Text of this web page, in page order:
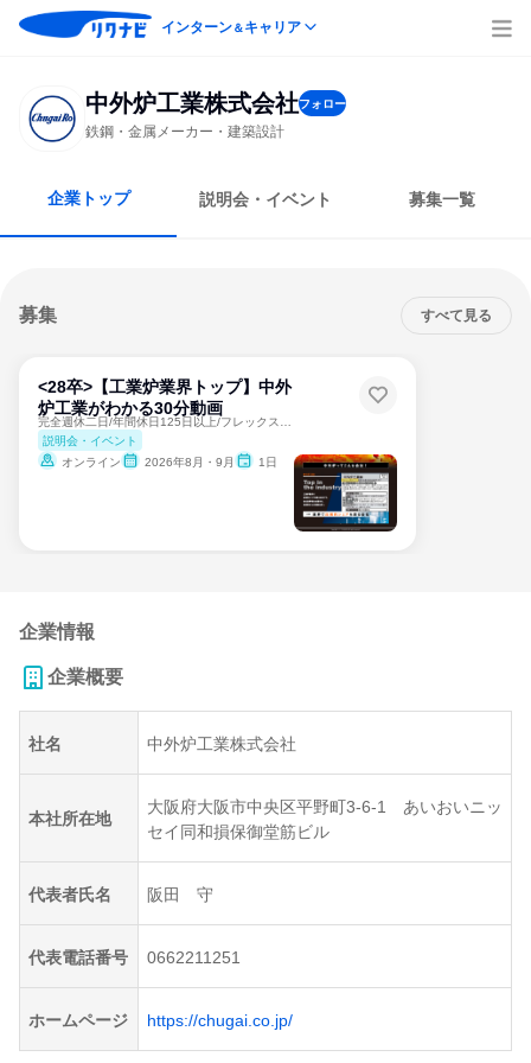
インターン＆キャリア
中外炉工業株式会社フォロー
鉄鋼・金属メーカー・建築設計
企業トップ 説明会・イベント 募集一覧
募集 すべて見る
<28卒>【工業炉業界トップ】中外
炉工業がわかる30分動画
説明会・イベント
オンライン
2026年8月・9月 1日
企業情報
企業概要
社名 中外炉工業株式会社
本社所在地
大阪府大阪市中央区平野町3-6-1 あいおいニッ
セイ同和損保御堂筋ビル
代表者氏名 阪田 守
代表電話番号 0662211251
ホームページ https://chugai.co.jp/